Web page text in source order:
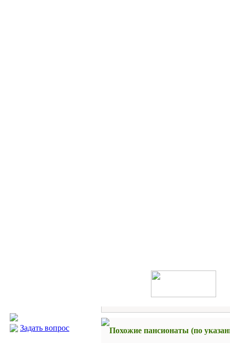
Задать вопрос Похожие пансионаты (по